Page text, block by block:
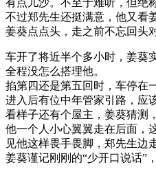
不过郑先生还挺满意，他又看
姜葵点点头，走之前不忘回头
车开了将近半个多小时，姜葵
全程没怎么搭理他。
掐第四还是第五回时，车停在
进入后有位中年管家引路，应
看样子还有个屋主，姜葵猜测
他一个人小心翼翼走在后面，
见他这样畏手畏脚，郑先生边
姜葵谨记刚刚的“少开口说话”